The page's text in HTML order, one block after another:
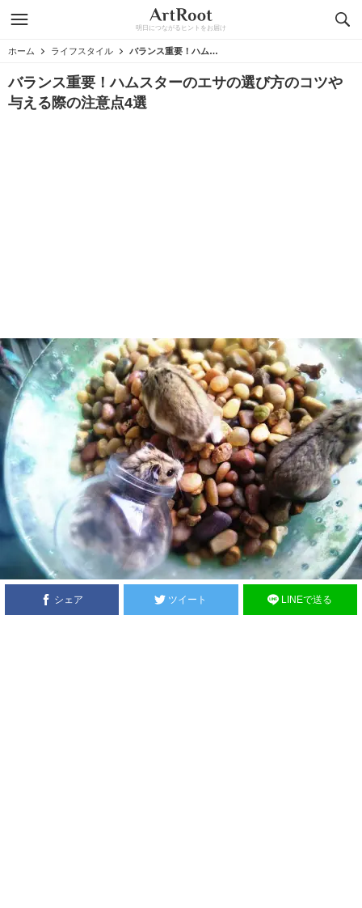
明日につながるヒントをお届け
ホーム ライフスタイル バランス重要！ハムスターのエサの選び方のコツや与える際の注意点4選
バランス重要！ハムスターのエサの選び方のコツや
与える際の注意点4選
シェア ツイート LINEで送る